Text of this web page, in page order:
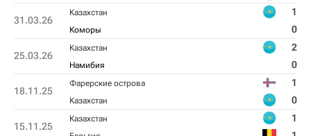
31.03.26
Казахстан 1
Коморы 0
25.03.26
Казахстан 2
Намибия 0
18.11.25
Фарерские острова 1
Казахстан 0
15.11.25
Казахстан 1